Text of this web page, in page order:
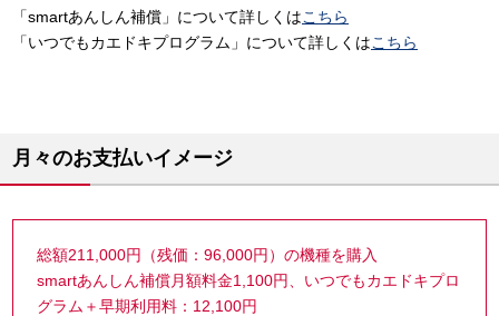
「smartあんしん補償」について詳しくはこちら
「いつでもカエドキプログラム」について詳しくはこちら
月々のお支払いイメージ
総額211,000円（残価：96,000円）の機種を購入
smartあんしん補償月額料金1,100円、いつでもカエドキプロ
グラム＋早期利用料：12,100円